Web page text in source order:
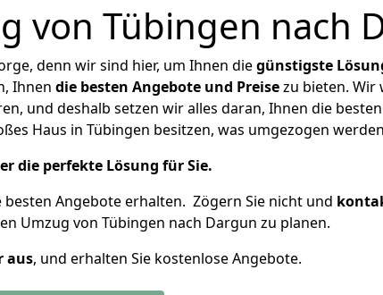
von Tübingen nach
denn wir sind hier, um Ihnen diegünstigste
Ihnen die besten Angebote und Preisezu bieten. Wir
und deshalb setzen wir alles daran, Ihnen die
Haus in Tübingen besitzen, was umgezogen
die perfekte Lösung für Sie.
besten Angebote erhalten. Zögern Sie nicht und
Umzug von Tübingen nach Dargun zu planen.
aus, und erhalten Sie kostenlose Angebote.